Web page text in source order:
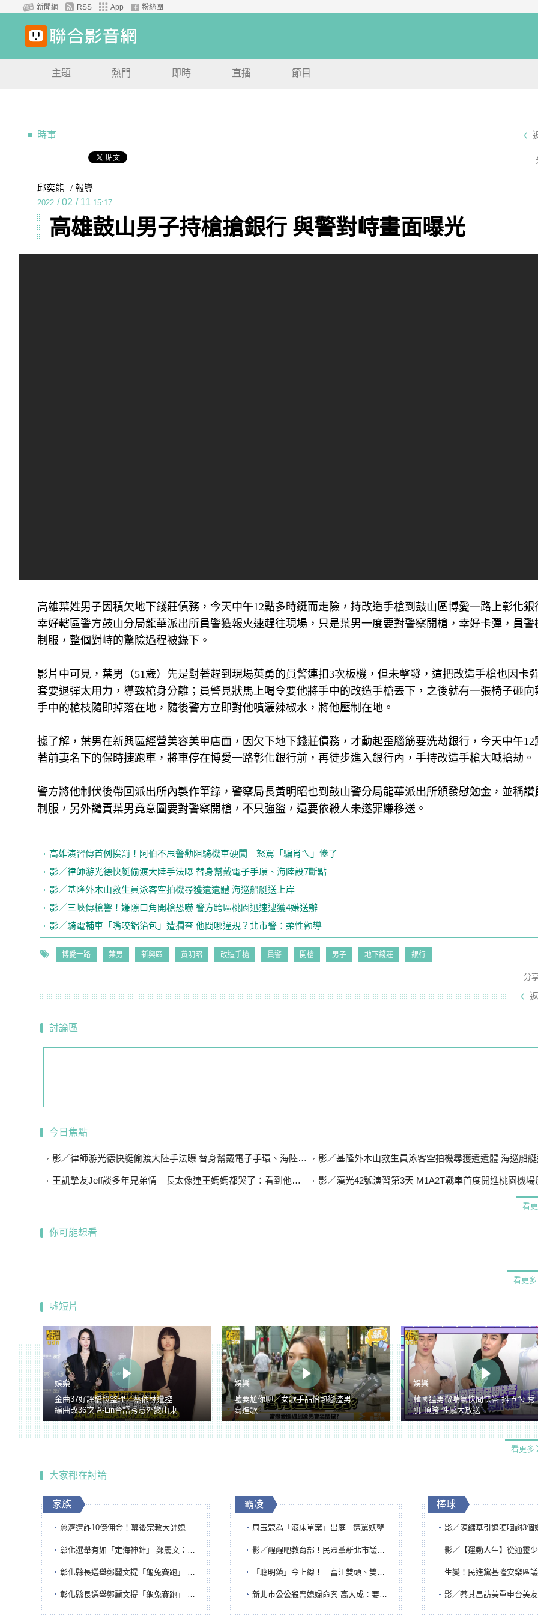
新聞網 RSS App 粉絲團
主題 熱門 即時 直播 節目
時事
邱奕能 / 報導
2022 / 02 / 11 15:17
高雄鼓山男子持槍搶銀行 與警對峙畫面曝光
高雄葉姓男子因積欠地下錢莊債務，今天中午12點多時鋌而走險，持改造手槍到鼓山區博愛一路上彰化銀
幸好轄區警方鼓山分局龍華派出所員警獲報火速趕往現場，只是葉男一度要對警察開槍，幸好卡彈，員警
制服，整個對峙的驚險過程被錄下。
影片中可見，葉男（51歲）先是對著趕到現場英勇的員警連扣3次板機，但未擊發，這把改造手槍也因卡
套要退彈太用力，導致槍身分離；員警見狀馬上喝令要他將手中的改造手槍丟下，之後就有一張椅子砸向
手中的槍枝隨即掉落在地，隨後警方立即對他噴灑辣椒水，將他壓制在地。
據了解，葉男在新興區經營美容美甲店面，因欠下地下錢莊債務，才動起歪腦筋要洗劫銀行，今天中午12
著前妻名下的保時捷跑車，將車停在博愛一路彰化銀行前，再徒步進入銀行內，手持改造手槍大喊搶劫。
警方將他制伏後帶回派出所內製作筆錄，警察局長黃明昭也到鼓山警分局龍華派出所頒發慰勉金，並稱讚
制服，另外譴責葉男竟意圖要對警察開槍，不只強盜，還要依殺人未遂罪嫌移送。
高雄演習傳首例挨罰！阿伯不甩警勸阻騎機車硬闖 怒罵「騙肖ㄟ」慘了
影／律師游光德快艇偷渡大陸手法曝 替身幫戴電子手環、海陸設7斷點
影／基隆外木山救生員泳客空拍機尋獲遺遺體 海巡船艇送上岸
影／三峽傳槍響！嫌隙口角開槍恐嚇 警方跨區桃園迅速逮獲4嫌送辦
影／騎電輔車「嘴咬鋁箔包」遭攔查 他問哪違規？北市警：柔性勸導
博愛一路 葉男 新興區 黃明昭 改造手槍 員警 開槍 男子 地下錢莊 銀行
分
討論區
今日焦點
影／律師游光德快艇偷渡大陸手法曝 替身幫戴電子手環、海陸設7斷點 影／基隆外木山救生員泳客空拍機尋獲遺遺體 海巡船
王凱摯友Jeff談多年兄弟情 長太像連王媽媽都哭了：看到他想到兒子 影／漢光42號演習第3天 M1A2T戰車首度開進桃園機場
看
你可能想看
看更多
噓短片
娛樂
金曲37好評橋段整理／蔡依林遭控
編曲改36次 A-Lin台語秀意外變山東
腔
娛樂
噓要尬你聊／女歌手品怡熱戀渣男
寫進歌
娛樂
韓國猛男微喘氣快問快答 抖ㄋㄟ 秀
肌 頂胯 性感大放送
看更多
大家都在討論
家族
慈濟遭詐10億佣金！幕後宗教大師媳婦獲100萬交保...快步奔離不發一語
彰化選舉有如「定海神針」 鄭麗文：傾全黨之力讓彰化贏
彰化縣長選舉鄭麗文提「龜兔賽跑」 綠營、無黨籍忙否認是烏龜
彰化縣長選舉鄭麗文提「龜兔賽跑」 綠營、無黨籍忙否認是烏龜
霸凌
周玉蔻為「滾床單案」出庭...遭罵妖孽下地獄 張淑娟批：舌頭殺人有罪
影／醒醒吧教育部！民眾黨新北市議員參選人提出校園反毒防線升級政見
「聰明鎮」今上線！ 富江雙頭、雙一、人頭氣球全登場
新北市公公殺害媳婦命案 高大成：要害殺多刀顯示怨恨深
棒球
影／陳鏞基引退哽咽謝3個媽媽 最大
影／【運動人生】從通靈少女到無任所大使 劉柏君
生變！民進黨基隆安樂區議員提名人黃永翔突
影／蔡其昌訪美重申台美友誼 擔任MLB大